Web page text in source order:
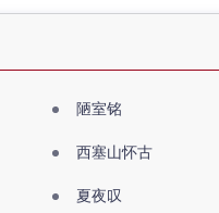
陋室铭
西塞山怀古
夏夜叹